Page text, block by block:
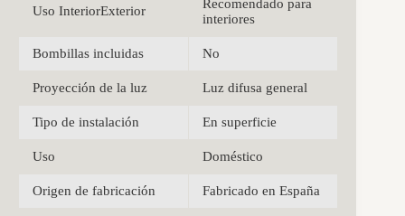
Uso InteriorExterior
Recomendado para
interiores
Bombillas incluidas No
Proyección de la luz Luz difusa general
Tipo de instalación En superficie
Uso Doméstico
Origen de fabricación Fabricado en España